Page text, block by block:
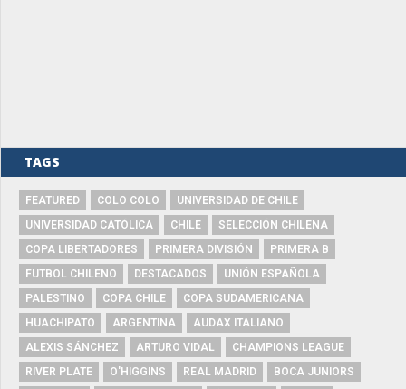
TAGS
FEATURED COLO COLO
UNIVERSIDAD DE CHILE
UNIVERSIDAD CATÓLICA
CHILE
SELECCIÓN CHILENA
COPA LIBERTADORES
PRIMERA DIVISIÓN
PRIMERA B
FUTBOL CHILENO
DESTACADOS
UNIÓN ESPAÑOLA
PALESTINO
COPA CHILE
COPA SUDAMERICANA
HUACHIPATO
ARGENTINA
AUDAX ITALIANO
ALEXIS SÁNCHEZ
ARTURO VIDAL
CHAMPIONS LEAGUE
RIVER PLATE
O'HIGGINS REAL MADRID
BOCA JUNIORS